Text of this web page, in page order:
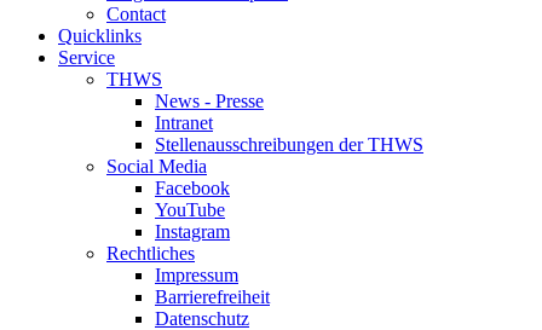
Contact
Quicklinks
Service
THWS
News - Presse
Intranet
Stellenausschreibungen der THWS
Social Media
Facebook
YouTube
Instagram
Rechtliches
Impressum
Barrierefreiheit
Datenschutz